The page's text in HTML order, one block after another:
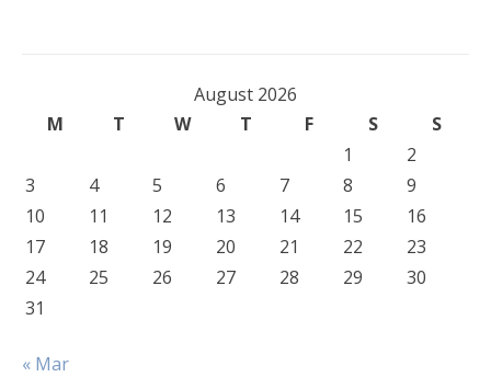
August 2026
M
T W T F S
S
1
2
3
4 5 6 7 8
9
10
11 12 13 14 15
16
17
18 19 20 21 22
23
24
25 26 27 28 29
30
31
« Mar